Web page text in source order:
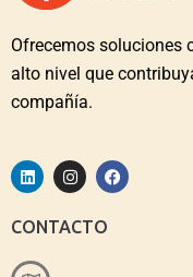
Ofrecemos soluciones
alto nivel que
compañía.
CONTACTO